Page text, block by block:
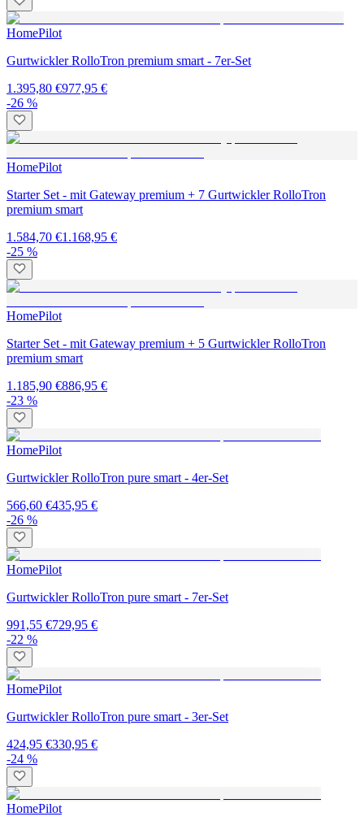
HomePilot
Gurtwickler RolloTron premium smart - 7er-Set
1.395,80 €977,95 €
-26 %
HomePilot
Starter Set - mit Gateway premium + 7 Gurtwickler RolloTron
premium smart
1.584,70 €1.168,95 €
-25 %
HomePilot
Starter Set - mit Gateway premium + 5 Gurtwickler RolloTron
premium smart
1.185,90 €886,95 €
-23 %
HomePilot
Gurtwickler RolloTron pure smart - 4er-Set
566,60 €435,95 €
-26 %
HomePilot
Gurtwickler RolloTron pure smart - 7er-Set
991,55 €729,95 €
-22 %
HomePilot
Gurtwickler RolloTron pure smart - 3er-Set
424,95 €330,95 €
-24 %
HomePilot